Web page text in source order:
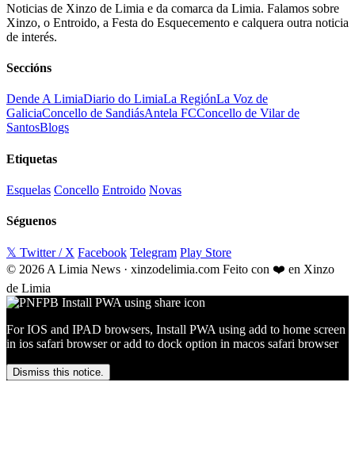
Noticias de Xinzo de Limia e da comarca da Limia. Falamos sobre
Xinzo, o Entroido, a Festa do Esquecemento e calquera outra noticia
de interés.
Seccións
Dende A LimiaDiario do LimiaLa RegiónLa Voz de
GaliciaConcello de SandiásAntela FCConcello de Vilar de
SantosBlogs
Etiquetas
Esquelas Concello Entroido Novas
Séguenos
𝕏 Twitter / X Facebook Telegram Play Store
© 2026 A Limia News · xinzodelimia.com Feito con ❤️ en Xinzo
de Limia
For IOS and IPAD browsers, Install PWA using add to home screen
in ios safari browser or add to dock option in macos safari browser
Dismiss this notice.